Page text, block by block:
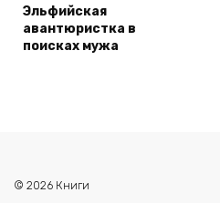
Эльфийская
авантюристка в
поисках мужа
© 2026 Книги